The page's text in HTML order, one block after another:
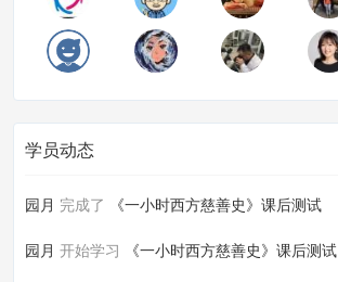
学员动态
园月 完成了 《一小时西方慈善史》课后测试
园月 开始学习 《一小时西方慈善史》课后测试